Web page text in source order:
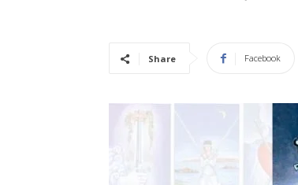
Share Facebook